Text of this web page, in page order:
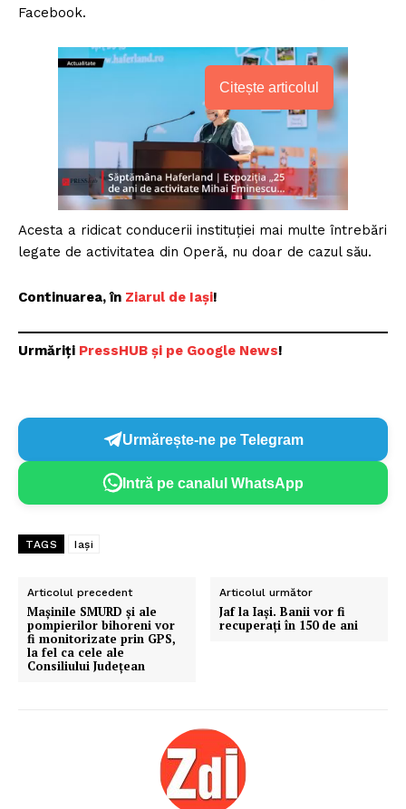
Facebook.
Citește articolul
Acesta a ridicat conducerii instituţiei mai multe întrebări
legate de activitatea din Operă, nu doar de cazul său.
Continuarea, în Ziarul de Iași!
Urmăriți PressHUB și pe Google News!
Urmărește-ne pe Telegram
Intră pe canalul WhatsApp
TAGS Iași
Articolul precedent
Mașinile SMURD și ale
pompierilor bihoreni vor
fi monitorizate prin GPS,
la fel ca cele ale
Consiliului Județean
Articolul următor
Jaf la Iași. Banii vor fi
recuperați în 150 de ani